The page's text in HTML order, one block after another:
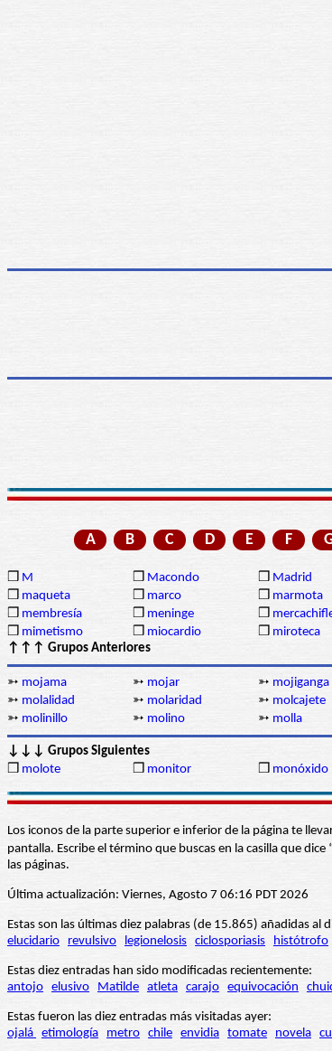
A B C D E F
❒ M ❒ Macondo ❒ Madrid
❒ maqueta ❒ marco ❒ marmota
❒ membresía ❒ meninge ❒
❒ mimetismo ❒ miocardio ❒ miroteca
↑↑↑ Grupos Anteriores
➳ mojama ➳ mojar ➳ mojiganga
➳ molalidad ➳ molaridad ➳ molcajete
➳ molinillo ➳ molino ➳ molla
↓↓↓ Grupos Siguientes
❒ molote ❒ monitor ❒ monóxido
Los iconos de la parte superior e inferior de la página te
pantalla. Escribe el término que buscas en la casilla que
las páginas.
Última actualización: Viernes, Agosto 7 06:16 PDT 2026
Estas son las últimas diez palabras (de 15.865) añadidas al
elucidario
revulsivo legionelosis ciclosporiasis histótrofo
Estas diez entradas han sido modificadas recientemente:
antojo elusivo Matilde atleta carajo equivocación
Estas fueron las diez entradas más visitadas ayer:
ojalá etimología metro chile envidia tomate novela